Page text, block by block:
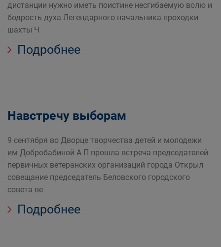
дистанции нужно иметь поистине несгибаемую волю и
бодрость духа Легендарного начальника проходки
шахты Ч
Подробнее
Навстречу выборам
9 сентября во Дворце творчества детей и молодежи
им Добробабиной А П прошла встреча председателей
первичных ветеранских организаций города Открыл
совещание председатель Беловского городского
совета ве
Подробнее